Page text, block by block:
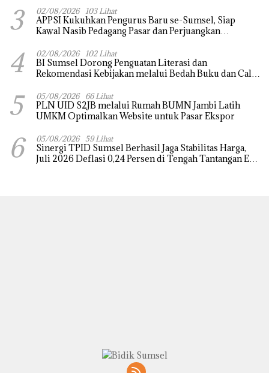
3 02/08/2026 103 Lihat
APPSI Kukuhkan Pengurus Baru se-Sumsel, Siap
Kawal Nasib Pedagang Pasar dan Perjuangkan
4 02/08/2026 102 Lihat
BI Sumsel Dorong Penguatan Literasi dan
Rekomendasi Kebijakan melalui Bedah Buku dan Call
2026
5 05/08/2026 66 Lihat
PLN UID S2JB melalui Rumah BUMN Jambi Latih
UMKM Optimalkan Website untuk Pasar Ekspor
6 05/08/2026 59 Lihat
Sinergi TPID Sumsel Berhasil Jaga Stabilitas Harga,
Juli 2026 Deflasi 0,24 Persen di Tengah Tantangan El